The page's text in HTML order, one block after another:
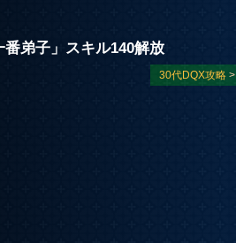
弟子」スキル140解放
30代DQX攻略>